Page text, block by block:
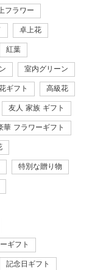
フラワー
卓上花
紅葉
室内グリーン
ギフト 高級花
友人 家族 ギフト
華 フラワーギフト
特別な贈り物
ギフト
記念日ギフト